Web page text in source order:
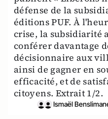
défense de la
éditions PUF. À
crise, la subsidiarité
conférer davantage
décisionnaire aux
ainsi de gagner en
efficacité, et de
citoyens. Extrait 1/2.
Ismaël